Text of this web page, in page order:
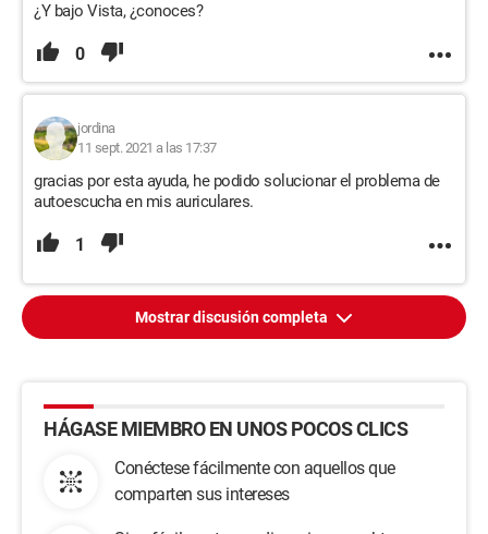
¿Y bajo Vista, ¿conoces?
0
jordina
11 sept. 2021 a las 17:37
gracias por esta ayuda, he podido solucionar el problema de
autoescucha en mis auriculares.
1
Mostrar discusión completa
HÁGASE MIEMBRO EN UNOS POCOS CLICS
Conéctese fácilmente con aquellos que
comparten sus intereses